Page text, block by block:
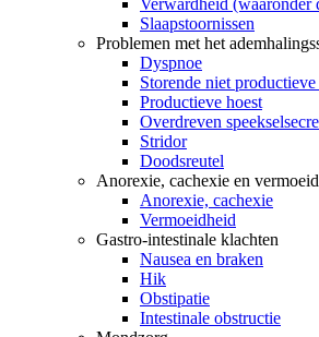
Slaapstoornissen
Problemen met het
Dyspnoe
Storende niet productieve
Productieve hoest
Overdreven
Stridor
Doodsreutel
Anorexie, cachexie en
Anorexie, cachexie
Vermoeidheid
Gastro-intestinale klachten
Nausea en braken
Hik
Obstipatie
Intestinale obstructie